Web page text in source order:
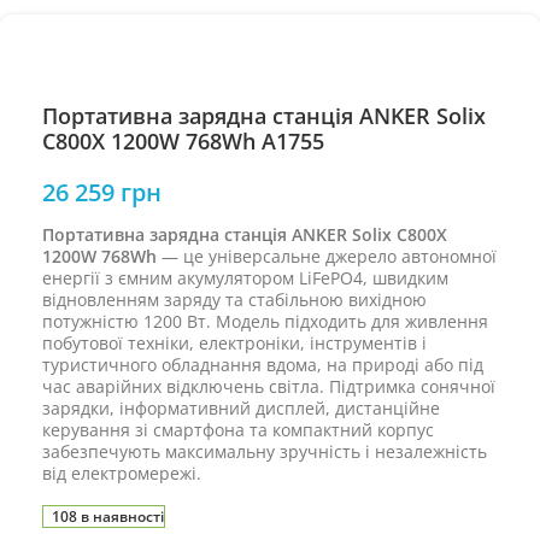
Портативна зарядна станція ANKER Solix
C800X 1200W 768Wh A1755
26 259 грн
Портативна зарядна станція ANKER Solix C800X
1200W 768Wh — це універсальне джерело автономної
енергії з ємним акумулятором LiFePO4, швидким
відновленням заряду та стабільною вихідною
потужністю 1200 Вт. Модель підходить для живлення
побутової техніки, електроніки, інструментів і
туристичного обладнання вдома, на природі або під
час аварійних відключень світла. Підтримка сонячної
зарядки, інформативний дисплей, дистанційне
керування зі смартфона та компактний корпус
забезпечують максимальну зручність і незалежність
від електромережі.
108 в наявності